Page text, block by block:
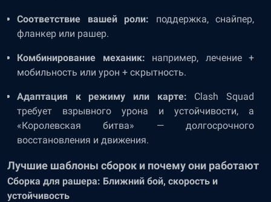
Соответствие вашей роли: поддержка, снайпер,
фланкер или рашер.
Комбинирование механик: например, лечение +
мобильность или урон + скрытность.
Адаптация к режиму или карте: Clash Squad
требует взрывного урона и устойчивости, а
«Королевская битва» — долгосрочного
восстановления и движения.
Лучшие шаблоны сборок и почему они работают
Сборка для рашера: Ближний бой, скорость и
устойчивость